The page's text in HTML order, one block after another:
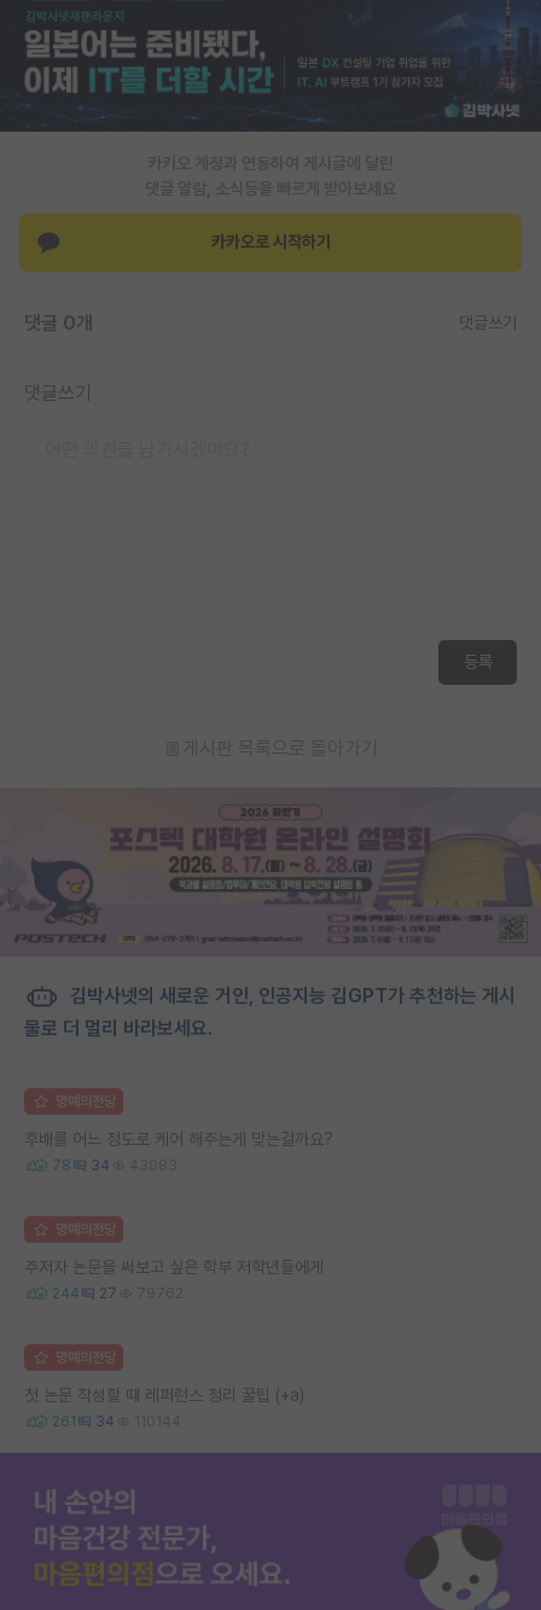
재팬라운지 🌸
카카오 계정과 연동하여 게시글에 달린
댓글 알람, 소식등을 빠르게 받아보세요
카카오로 시작하기
댓글 0개 댓글쓰기
댓글쓰기
등록
게시판 목록으로 돌아가기
김박사넷의 새로운 거인, 인공지능 김GPT가 추천하는 게시
물로 더 멀리 바라보세요.
명예의전당
후배를 어느 정도로 케어 해주는게 맞는걸까요?
78 34 43083
명예의전당
주저자 논문을 써보고 싶은 학부 저학년들에게
244 27 79762
명예의전당
첫 논문 작성할 때 레퍼런스 정리 꿀팁 (+a)
261 34 110144